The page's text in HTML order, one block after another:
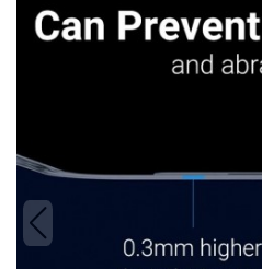
NIET OP VOORRAAD